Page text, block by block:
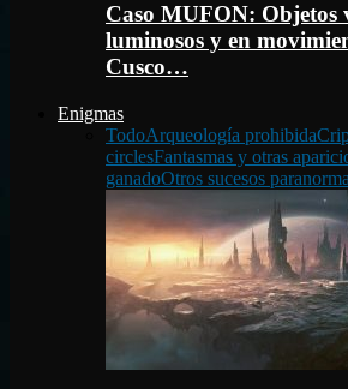
Caso MUFON: Objetos
luminosos y en
Cusco…
Enigmas
TodoArqueología prohibida
circlesFantasmas y otras
ganadoOtros sucesos